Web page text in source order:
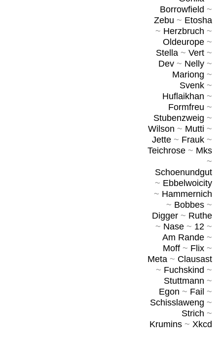
Borrowfield ~
Zebu ~ Etosha
~ Herzbruch ~
Oldeurope~
Stella~ Vert~
Dev~ Nelly~
Mariong ~
Svenk~
Huflaikhan ~
Formfreu ~
Stubenzweig ~
Wilson ~ Mutti ~
Jette~ Frauk~
Teichrose~ Mks
~
Schoenundgut
~ Ebbelwoicity
~ Hammernich
~ Bobbes~
Digger~ Ruthe
~ Nase~ 12~
Am Rande~
Moff~ Flix~
Meta~ Clausast
~ Fuchskind ~
Stuttmann ~
Egon ~ Fail ~
Schisslaweng ~
Strich ~
Krumins~ Xkcd